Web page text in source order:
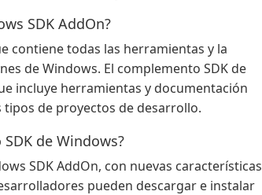
SDK AddOn?
contiene todas las herramientas y la
de Windows. El complemento SDK de
incluye herramientas y documentación
de proyectos de desarrollo.
de Windows?
SDK AddOn, con nuevas características
pueden descargar e instalar